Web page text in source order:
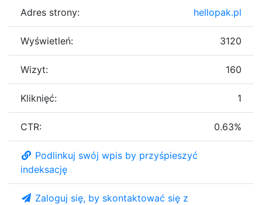
Adres strony: hellopak.pl
Wyświetleń: 3120
Wizyt: 160
Kliknięć: 1
CTR: 0.63%
Podlinkuj swój wpis by przyśpieszyć
indeksację
Zaloguj się, by skontaktować się z